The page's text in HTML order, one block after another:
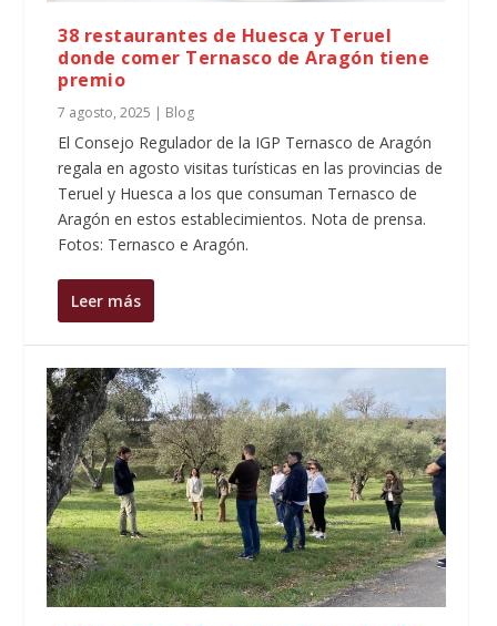
38 restaurantes de Huesca y Teruel
donde comer Ternasco de Aragón tiene
premio
7 agosto, 2025 | Blog
El Consejo Regulador de la IGP Ternasco de Aragón
regala en agosto visitas turísticas en las provincias de
Teruel y Huesca a los que consuman Ternasco de
Aragón en estos establecimientos. Nota de prensa.
Fotos: Ternasco e Aragón.
Leer más